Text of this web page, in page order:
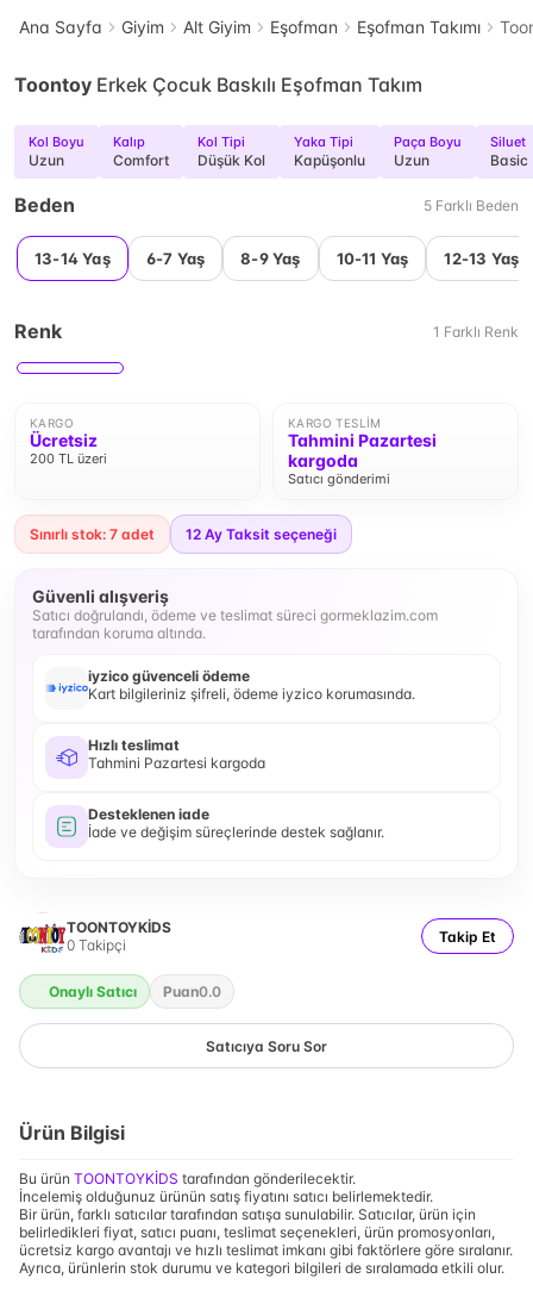
Ana Sayfa Giyim Alt Giyim Eşofman Eşofman Takımı
Toontoy Erkek Çocuk Baskılı Eşofman Takım
Kol Boyu
Uzun
Kalıp
Comfort
Kol Tipi
Düşük Kol
Yaka Tipi
Kapüşonlu
Paça Boyu
Uzun
Siluet
Basic
Beden 5 Farklı Beden
13-14 Yaş 6-7 Yaş 8-9 Yaş 10-11 Yaş 12-13 Yaş
Renk 1 Farklı Renk
KARGO
Ücretsiz
200 TL üzeri
KARGO TESLIM
Tahmini Pazartesi
kargoda
Satıcı gönderimi
Sınırlı stok: 7 adet 12 Ay Taksit seçeneği
Güvenli alışveriş
Satıcı doğrulandı, ödeme ve teslimat süreci gormeklazim.com
tarafından koruma altında.
iyzico güvenceli ödeme
Kart bilgileriniz şifreli, ödeme iyzico korumasında.
Hızlı teslimat
Tahmini Pazartesi kargoda
Desteklenen iade
İade ve değişim süreçlerinde destek sağlanır.
TOONTOYKİDS
0 Takipçi Takip Et
Onaylı Satıcı Puan0.0
Satıcıya Soru Sor
Ürün Bilgisi
Bu ürün TOONTOYKİDS tarafından gönderilecektir.
İncelemiş olduğunuz ürünün satış fiyatını satıcı belirlemektedir.
Bir ürün, farklı satıcılar tarafından satışa sunulabilir. Satıcılar, ürün için
belirledikleri fiyat, satıcı puanı, teslimat seçenekleri, ürün promosyonları,
ücretsiz kargo avantajı ve hızlı teslimat imkanı gibi faktörlere göre sıralanır.
Ayrıca, ürünlerin stok durumu ve kategori bilgileri de sıralamada etkili olur.